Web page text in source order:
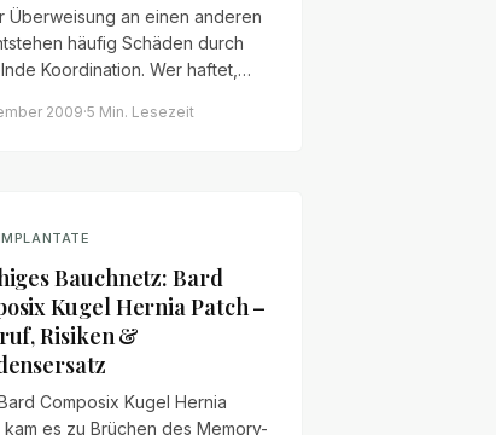
Überweisung an einen anderen
häufig Schäden durch
Koordination. Wer haftet,
nicht weitergegeben
2009·5 Min. Lesezeit
Bauchnetz: Bard
Kugel Hernia Patch –
Risiken &
Composix Kugel Hernia
es zu Brüchen des Memory-